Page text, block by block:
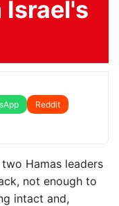
Israel's
Reddit
Hamas leaders
not enough to
intact and,